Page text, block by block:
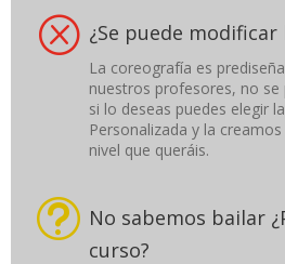
Q ¿Se puede
La coreografía es
nuestros profesores, no
si lo deseas puedes elegir
Personalizada y la
nivel que queráis.
t No sabemos bailar
curso?